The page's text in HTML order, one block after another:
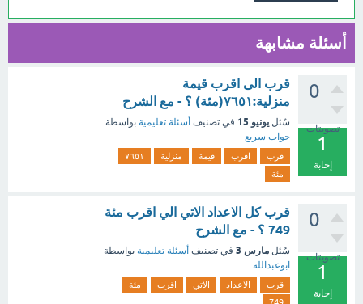
أسئلة مشابهة
0
تصويتات
1
إجابة
قرب الى اقرب قيمة
منزلية:٧٦٥١(مئة) ؟ - مع الشرح
سُئل يونيو 15 في تصنيف أسئلة تعليمية بواسطة
جواب سريع
قرب اقرب قيمة منزلية
٧٦٥١
مئة
0
تصويتات
1
إجابة
قرب كل الاعداد الاتي الي اقرب مئة
749 ؟ - مع الشرح
سُئل مارس 3 في تصنيف أسئلة تعليمية بواسطة
ابوعبدالله
قرب الاعداد الاتي اقرب
مئة